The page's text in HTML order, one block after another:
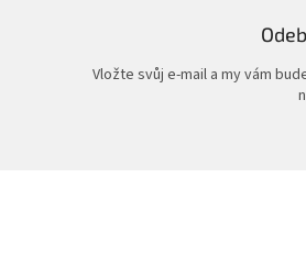
Vložte svůj e-mail a my vám